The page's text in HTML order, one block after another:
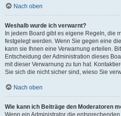
Nach oben
Weshalb wurde ich verwarnt?
In jedem Board gibt es eigene Regeln, die
festgelegt werden. Wenn Sie gegen eine
kann sie Ihnen eine Verwarnung erteilen.
Entscheidung der Administration dieses
mit dieser Verwarnung zu tun hat.
Sie sich die nicht sicher sind, wieso Sie
Nach oben
Wie kann ich Beiträge den Moderatoren
Wenn ein Administrator die